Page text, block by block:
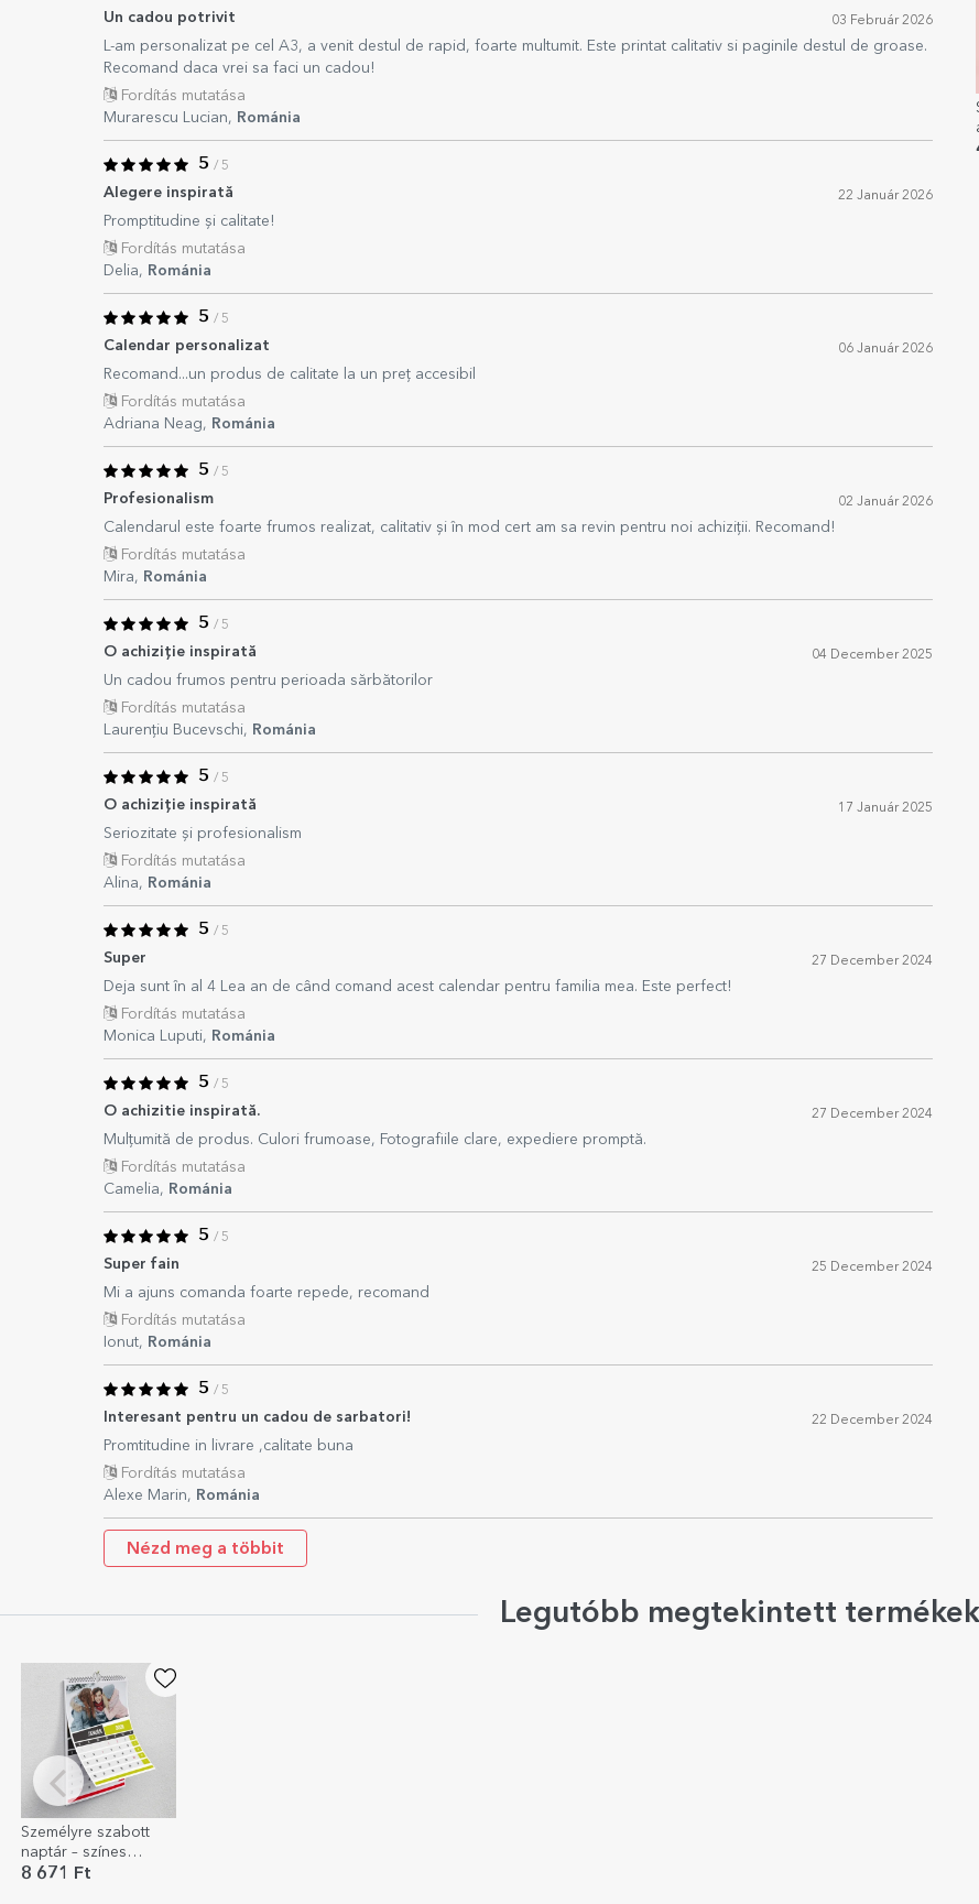
Un cadou potrivit 03 Február 2026
L-am personalizat pe cel A3, a venit destul de rapid, foarte multumit. Este printat calitativ si paginile destul de groase.
Recomand daca vrei sa faci un cadou!
Fordítás mutatása
Murarescu Lucian, Románia
5 / 5
Alegere inspirată 22 Január 2026
Promptitudine și calitate!
Fordítás mutatása
Delia, Románia
5 / 5
Calendar personalizat 06 Január 2026
Recomand...un produs de calitate la un preț accesibil
Fordítás mutatása
Adriana Neag, Románia
5 / 5
Profesionalism 02 Január 2026
Calendarul este foarte frumos realizat, calitativ și în mod cert am sa revin pentru noi achiziții. Recomand!
Fordítás mutatása
Mira, Románia
5 / 5
O achiziție inspirată 04 December 2025
Un cadou frumos pentru perioada sărbătorilor
Fordítás mutatása
Laurențiu Bucevschi, Románia
5 / 5
O achiziție inspirată 17 Január 2025
Seriozitate și profesionalism
Fordítás mutatása
Alina, Románia
5 / 5
Super 27 December 2024
Deja sunt în al 4 Lea an de când comand acest calendar pentru familia mea. Este perfect!
Fordítás mutatása
Monica Luputi, Románia
5 / 5
O achizitie inspirată. 27 December 2024
Mulțumită de produs. Culori frumoase, Fotografiile clare, expediere promptă.
Fordítás mutatása
Camelia, Románia
5 / 5
Super fain 25 December 2024
Mi a ajuns comanda foarte repede, recomand
Fordítás mutatása
Ionut, Románia
5 / 5
Interesant pentru un cadou de sarbatori! 22 December 2024
Promtitudine in livrare ,calitate buna
Fordítás mutatása
Alexe Marin, Románia
Nézd meg a többit
Legutóbb megtekintett termékek
Személyre szabott
naptár – színes
fotókkal
8 671 Ft